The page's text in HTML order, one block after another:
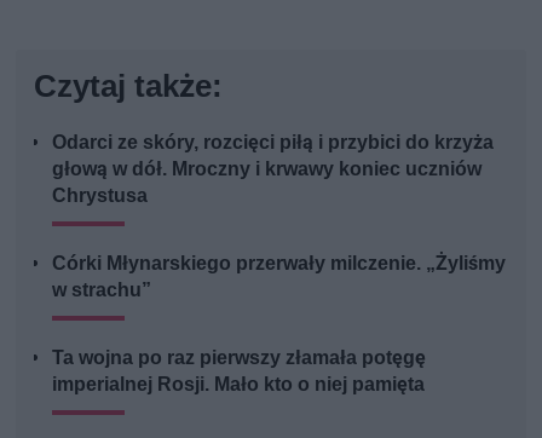
Czytaj także:
Odarci ze skóry, rozcięci piłą i przybici do krzyża
głową w dół. Mroczny i krwawy koniec uczniów
Chrystusa
Córki Młynarskiego przerwały milczenie. „Żyliśmy
w strachu”
Ta wojna po raz pierwszy złamała potęgę
imperialnej Rosji. Mało kto o niej pamięta